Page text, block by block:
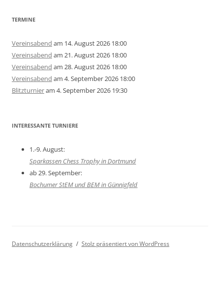
TERMINE
Vereinsabend am 14. August 2026 18:00
Vereinsabend am 21. August 2026 18:00
Vereinsabend am 28. August 2026 18:00
Vereinsabend am 4. September 2026 18:00
Blitzturnieram 4. September 2026 19:30
INTERESSANTE TURNIERE
1.-9. August:
Sparkassen Chess Trophy in Dortmund
ab 29. September:
Bochumer StEM und BEM in Günnigfeld
Datenschutzerklärung Stolz präsentiert von WordPress